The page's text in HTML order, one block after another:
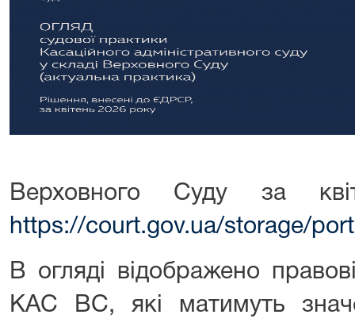
Верховного Суду за
https://court.gov.ua/storage/
В огляді відображено
КАС ВС, які матимуть